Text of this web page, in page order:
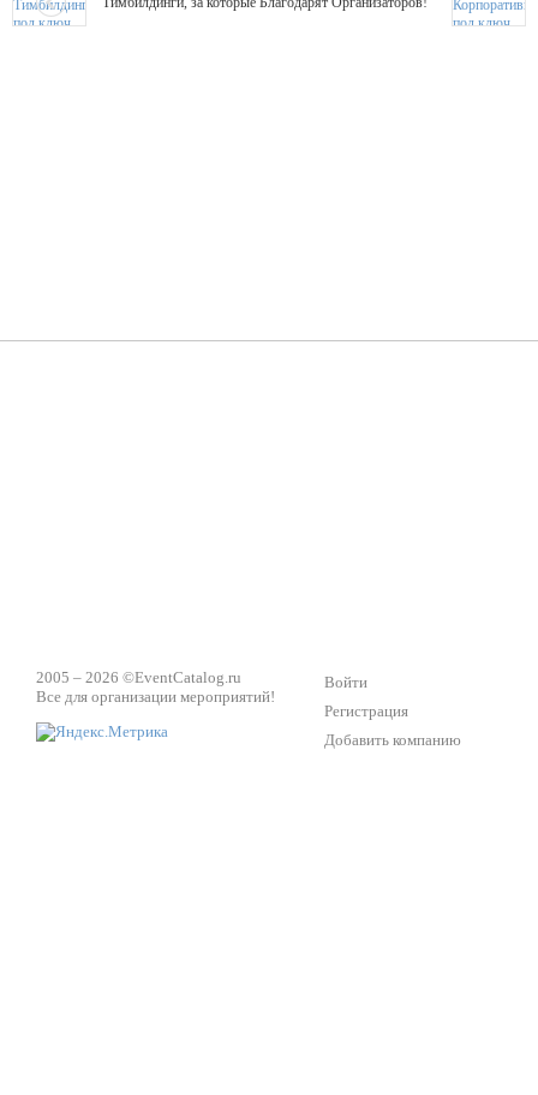
2005 – 2026 ©EventCatalog.ru
Все для организации мероприятий!
Войти
Регистрация
Добавить компанию